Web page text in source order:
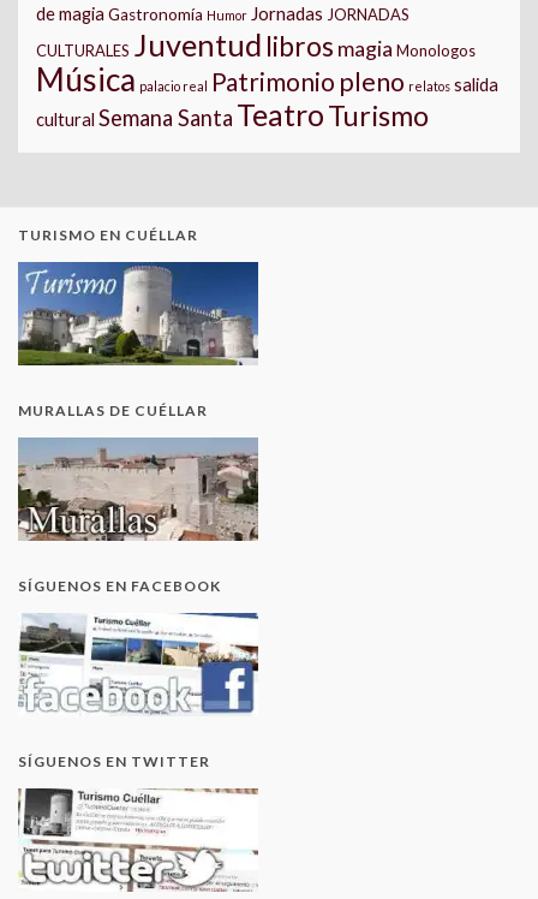
de magia Gastronomía Humor Jornadas JORNADAS
CULTURALES Juventud libros magia Monologos
Música palacio real Patrimonio pleno relatos salida
cultural Semana Santa TeatroTurismo
TURISMO EN CUÉLLAR
MURALLAS DE CUÉLLAR
SÍGUENOS EN FACEBOOK
SÍGUENOS EN TWITTER